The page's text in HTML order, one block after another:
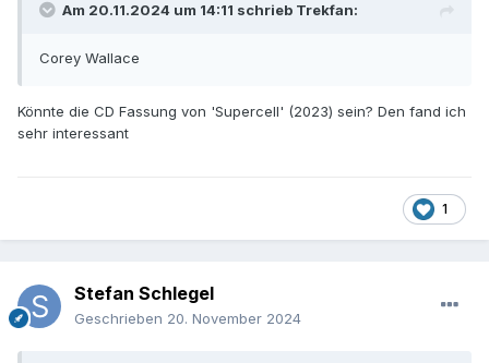
Am 20.11.2024 um 14:11 schrieb Trekfan:
Corey Wallace
Könnte die CD Fassung von 'Supercell' (2023) sein? Den fand ich
sehr interessant
1
Stefan Schlegel
Geschrieben 20. November 2024